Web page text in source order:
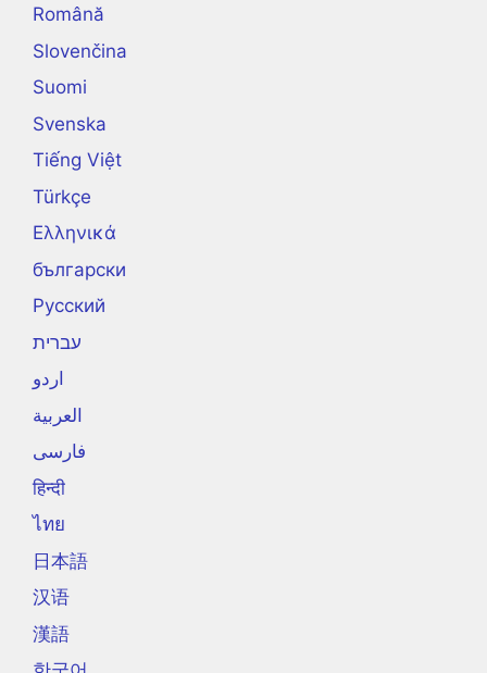
Română
Slovenčina
Suomi
Svenska
Tiếng Việt
Türkçe
Ελληνικά
български
Русский
עברית
اردو
العربية
فارسی
हिन्दी
ไทย
日本語
汉语
漢語